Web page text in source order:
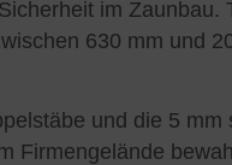
im
630 mm und
und die 5
Firmengelände